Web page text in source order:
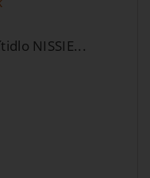
NISSIE...